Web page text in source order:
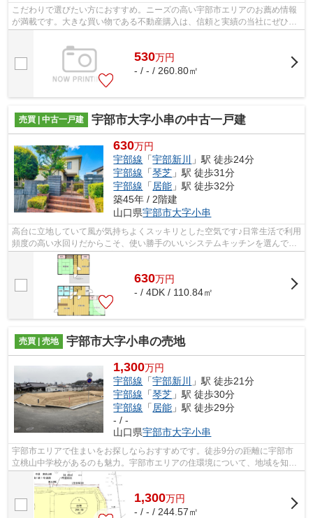
こだわりで選びたい方におすすめ。ニーズの高い宇部市エリアのお薦め情報
が満載です。大きな買い物である不動産購入は、信頼と実績の当社にぜひお
530万円
- / - / 260.80㎡
売買 | 中古一戸建 宇部市大字小串の中古一戸建
630万円
宇部線 「宇部新川
」駅 徒歩24分
宇部線 「琴芝 」駅 徒歩31分
宇部線 「 居能 」駅 徒歩32分
築45年 / 2階建
山口県宇部市大字小串
高台に立地していて風が気持ちよくスッキリとした空気です♪日常生活で利用
頻度の高い水回りだからこそ、使い勝手のいいシステムキッチンを選んでみ
ませんか♪宇部市エリアと宇部線宇部...
630万円
- / 4DK / 110.84㎡
売買 | 売地 宇部市大字小串の売地
1,300万円
宇部線 「宇部新川
」駅 徒歩21分
宇部線 「琴芝 」駅 徒歩30分
宇部線 「 居能 」駅 徒歩29分
- / -
山口県宇部市大字小串
宇部市エリアで住まいをお探しならおすすめです。徒歩9分の距離に宇部市
立桃山中学校があるのも魅力。宇部市エリアの住環境について、地域を知り
尽くしているスタッフが適切にご案内い...
1,300万円
- / - / 244.57㎡